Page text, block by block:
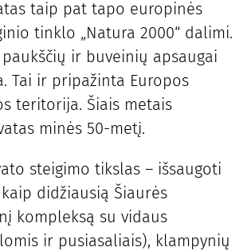
taip pat tapo europinės
tinklo „Natura 2000“ dalimi.
paukščių ir buveinių apsaugai
Tai ir pripažinta Europos
teritorija. Šiais metais
minės 50-metį.
steigimo tikslas – išsaugoti
didžiausią Šiaurės
kompleksą su vidaus
ir pusiasaliais), klampynių